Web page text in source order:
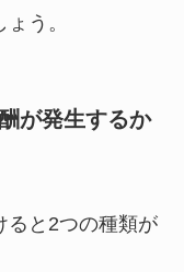
う。
が発生するか
ると2つの種類が